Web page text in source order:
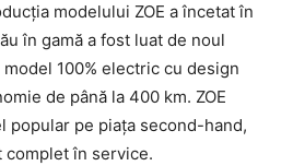
modelului ZOE a încetat în
în gamă a fost luat de noul
model 100% electric cu design
de până la 400 km. ZOE
popular pe piața second-hand,
în service.